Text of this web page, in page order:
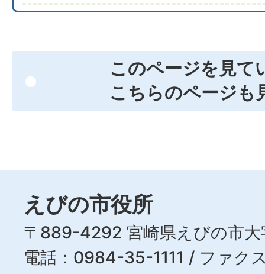
このページを見て
こちらのページも
えびの市役所
〒889-4292 宮崎県えびの市大
電話：0984-35-1111 / ファ